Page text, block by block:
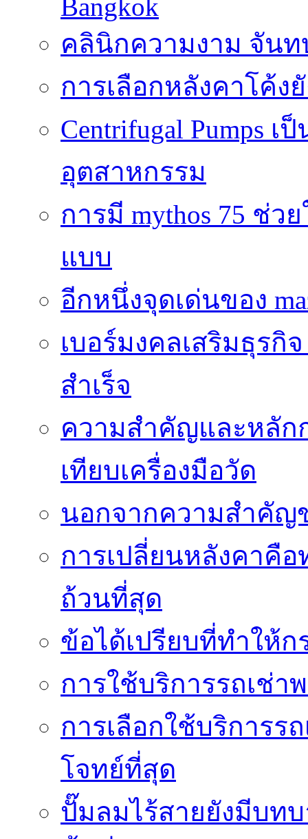
Bangkok
คลินิกความงาม จันท
การเลือกหลังคาโค้
Centrifugal Pumps
อุตสาหกรรม
การมี mythos 75 ช่
แบบ
อีกหนึ่งจุดเด่นของ
เบอร์มงคลเสริมธุร
สำเร็จ
ความสำคัญและหลัก
เทียบเครื่องมือวัด
นอกจากความสำคัญ
การเปลี่ยนหลังคาคื
ถ้วนที่สุด
ข้อได้เปรียบที่ทำให้ก
การใช้บริการรถเช่
การเลือกใช้บริการร
โจทย์ที่สุด
ปั๊มลมไร้สายยังมีบท